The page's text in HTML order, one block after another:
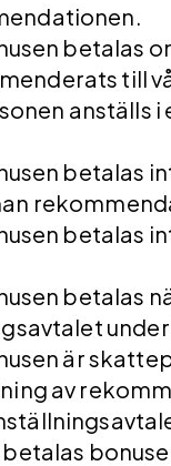
betalas
till
anställs
betalas
betalas
betalas
är
av
betalas